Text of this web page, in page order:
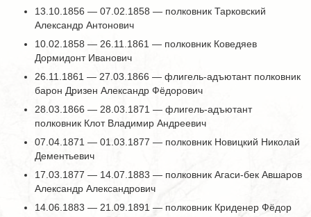
13.10.1856 — 07.02.1858 — полковник Тарковский
Александр Антонович
10.02.1858 — 26.11.1861 — полковник Коведяев
Дормидонт Иванович
26.11.1861 — 27.03.1866 — флигель-адъютант полковник
барон Дризен Александр Фёдорович
28.03.1866 — 28.03.1871 — флигель-адъютант
полковник Клот Владимир Андреевич
07.04.1871 — 01.03.1877 — полковник Новицкий Николай
Дементьевич
17.03.1877 — 14.07.1883 — полковник Агаси-бек Авшаров
Александр Александрович
14.06.1883 — 21.09.1891 — полковник Криденер Фёдор